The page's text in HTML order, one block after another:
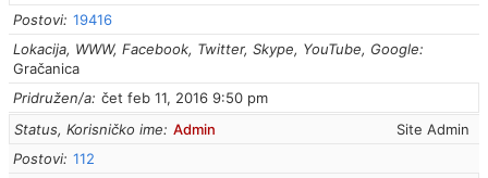
Postovi 19416
Lokacija, WWW, Facebook, Twitter, Skype, YouTube, Google
Gračanica
Pridružen/a čet feb 11, 2016 9:50 pm
Status, Korisničko ime
Site Admin
Admin
Postovi 112